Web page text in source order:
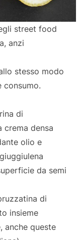
street food
anzi
stesso modo
consumo.
di
crema densa
olio e
da semi
di
insieme
queste